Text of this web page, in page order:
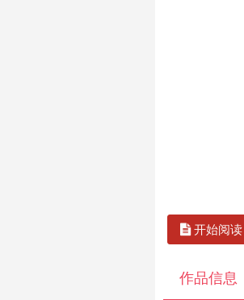
开始阅读
作品信息